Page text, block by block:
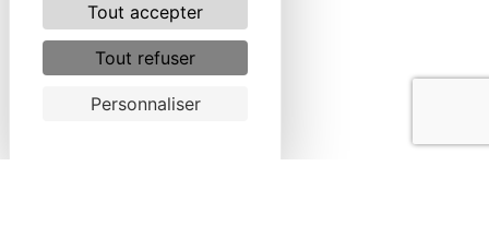
Tout accepter
Tout refuser
Personnaliser